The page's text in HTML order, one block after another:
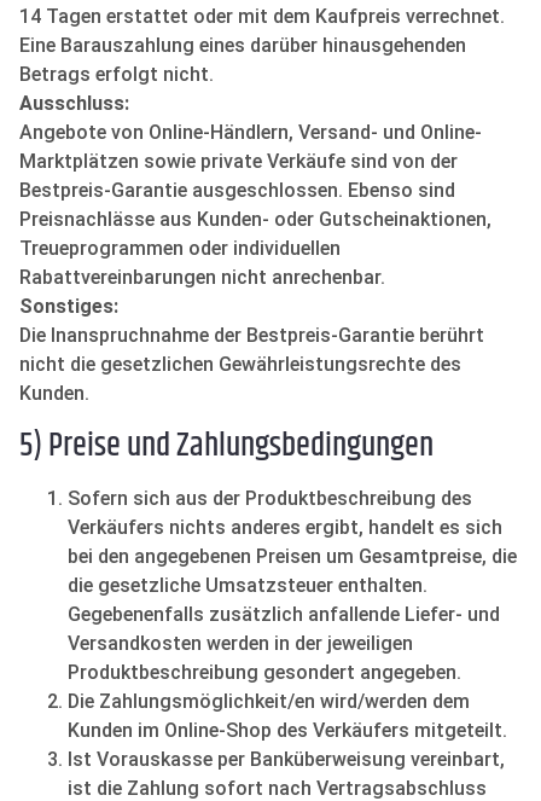
14 Tagen erstattet oder mit dem Kaufpreis verrechnet.
Eine Barauszahlung eines darüber hinausgehenden
Betrags erfolgt nicht.
Ausschluss:
Angebote von Online-Händlern, Versand- und Online-
Marktplätzen sowie private Verkäufe sind von der
Bestpreis-Garantie ausgeschlossen. Ebenso sind
Preisnachlässe aus Kunden- oder Gutscheinaktionen,
Treueprogrammen oder individuellen
Rabattvereinbarungen nicht anrechenbar.
Sonstiges:
Die Inanspruchnahme der Bestpreis-Garantie berührt
nicht die gesetzlichen Gewährleistungsrechte des
Kunden.
5) Preise und Zahlungsbedingungen
Sofern sich aus der Produktbeschreibung des
Verkäufers nichts anderes ergibt, handelt es sich
bei den angegebenen Preisen um Gesamtpreise, die
die gesetzliche Umsatzsteuer enthalten.
Gegebenenfalls zusätzlich anfallende Liefer- und
Versandkosten werden in der jeweiligen
Produktbeschreibung gesondert angegeben.
Die Zahlungsmöglichkeit/en wird/werden dem
Kunden im Online-Shop des Verkäufers mitgeteilt.
Ist Vorauskasse per Banküberweisung vereinbart,
ist die Zahlung sofort nach Vertragsabschluss